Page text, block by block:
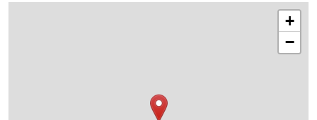
+
−